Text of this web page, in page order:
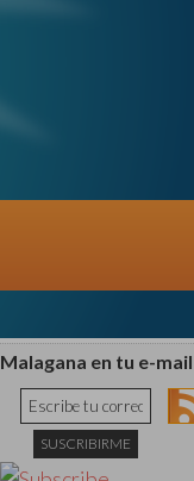
Malagana en tu e-mail